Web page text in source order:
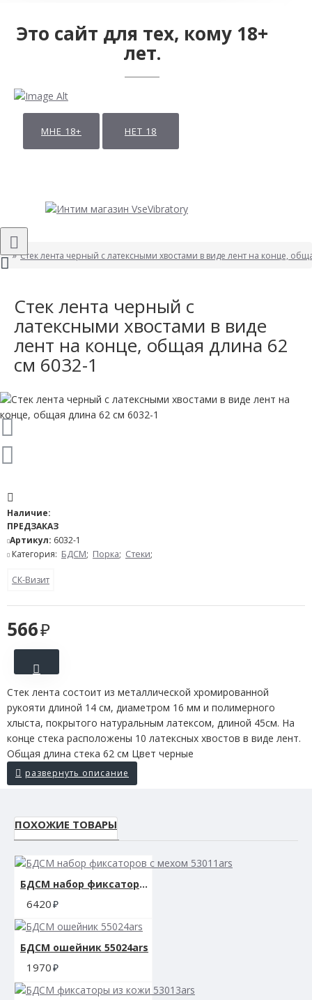
Это сайт для тех, кому 18+
лет.
МНЕ 18+ НЕТ 18
Стек лента черный с латексными хвостами в виде лент на конце,
Стек лента черный с
латексными хвостами в виде
лент на конце, общая длина 62
см 6032-1
566
Наличие:
ПРЕДЗАКАЗ
Артикул: 6032-1
Категория: БДСМ; Порка; Стеки;
СК-Визит
Стек лента состоит из металлической хромированной
рукояти длиной 14 см, диаметром 16 мм и полимерного
хлыста, покрытого натуральным латексом, длиной 45см. На
конце стека расположены 10 латексных хвостов в виде лент.
Общая длина стека 62 см Цвет черные
ПОХОЖИЕ ТОВАРЫ
БДСМ набор фиксаторов с мехом 53011ars
6420
БДСМ ошейник 55024ars
1970